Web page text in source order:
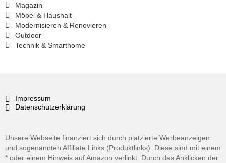
Magazin
Möbel & Haushalt
Modernisieren & Renovieren
Outdoor
Technik & Smarthome
Impressum
Datenschutzerklärung
Unsere Webseite finanziert sich durch platzierte Werbeanzeigen
und sogenannten Affiliate Links (Produktlinks). Diese sind mit einem
* oder einem Hinweis auf Amazon verlinkt. Durch das Anklicken der